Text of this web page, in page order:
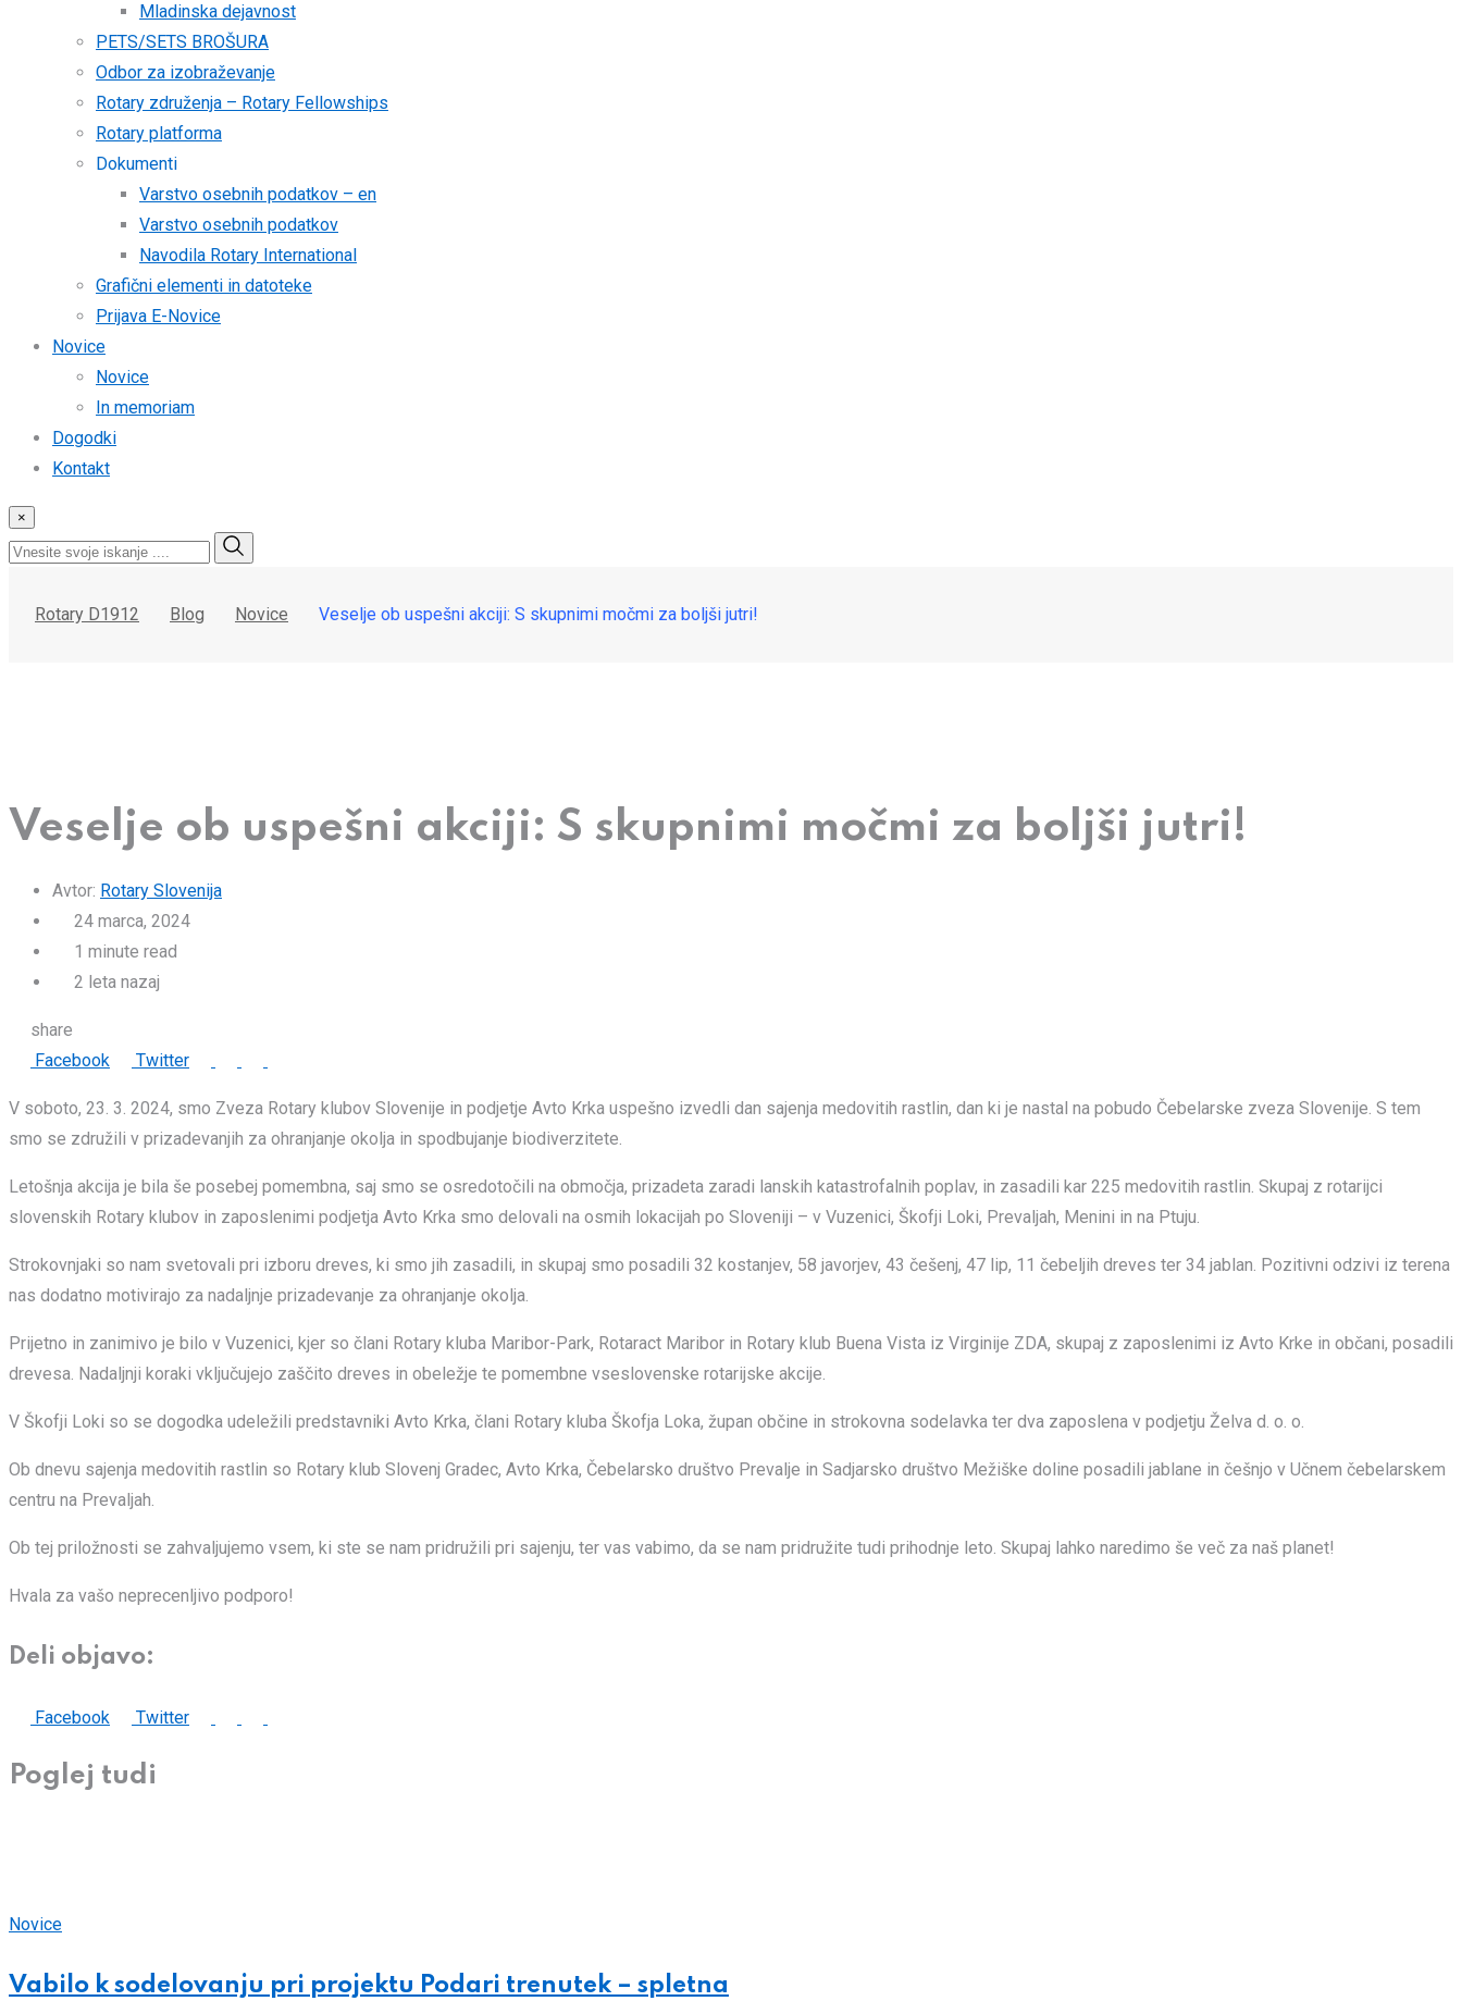
Mladinska dejavnost
PETS/SETS BROŠURA
Odbor za izobraževanje
Rotary združenja – Rotary Fellowships
Rotary platforma
Dokumenti
Varstvo osebnih podatkov – en
Varstvo osebnih podatkov
Navodila Rotary International
Grafični elementi in datoteke
Prijava E-Novice
Novice
Novice
In memoriam
Dogodki
Kontakt
×
Rotary D1912 Blog Novice Veselje ob uspešni akciji: S skupnimi močmi za boljši jutri!
Veselje ob uspešni akciji: S skupnimi močmi za boljši jutri!
Avtor: Rotary Slovenija
24 marca, 2024
1 minute read
2 leta nazaj
share
Facebook
Twitter
Email
V soboto, 23. 3. 2024, smo Zveza Rotary klubov Slovenije in podjetje Avto Krka uspešno izvedli dan sajenja medovitih rastlin, dan ki je nastal na pobudo Čebelarske zveza Slovenije. S tem
smo se združili v prizadevanjih za ohranjanje okolja in spodbujanje biodiverzitete.
Letošnja akcija je bila še posebej pomembna, saj smo se osredotočili na območja, prizadeta zaradi lanskih katastrofalnih poplav, in zasadili kar 225 medovitih rastlin. Skupaj z rotarijci
slovenskih Rotary klubov in zaposlenimi podjetja Avto Krka smo delovali na osmih lokacijah po Sloveniji – v Vuzenici, Škofji Loki, Prevaljah, Menini in na Ptuju.
Strokovnjaki so nam svetovali pri izboru dreves, ki smo jih zasadili, in skupaj smo posadili 32 kostanjev, 58 javorjev, 43 češenj, 47 lip, 11 čebeljih dreves ter 34 jablan. Pozitivni odzivi iz terena
nas dodatno motivirajo za nadaljnje prizadevanje za ohranjanje okolja.
Prijetno in zanimivo je bilo v Vuzenici, kjer so člani Rotary kluba Maribor-Park, Rotaract Maribor in Rotary klub Buena Vista iz Virginije ZDA, skupaj z zaposlenimi iz Avto Krke in občani, posadili
drevesa. Nadaljnji koraki vključujejo zaščito dreves in obeležje te pomembne vseslovenske rotarijske akcije.
V Škofji Loki so se dogodka udeležili predstavniki Avto Krka, člani Rotary kluba Škofja Loka, župan občine in strokovna sodelavka ter dva zaposlena v podjetju Želva d. o. o.
Ob dnevu sajenja medovitih rastlin so Rotary klub Slovenj Gradec, Avto Krka, Čebelarsko društvo Prevalje in Sadjarsko društvo Mežiške doline posadili jablane in češnjo v Učnem čebelarskem
centru na Prevaljah.
Ob tej priložnosti se zahvaljujemo vsem, ki ste se nam pridružili pri sajenju, ter vas vabimo, da se nam pridružite tudi prihodnje leto. Skupaj lahko naredimo še več za naš planet!
Hvala za vašo neprecenljivo podporo!
Deli objavo:
Facebook Twitter
Poglej tudi
Novice
Vabilo k sodelovanju pri projektu Podari trenutek – spletna